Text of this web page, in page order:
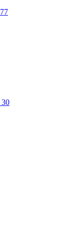
77
30